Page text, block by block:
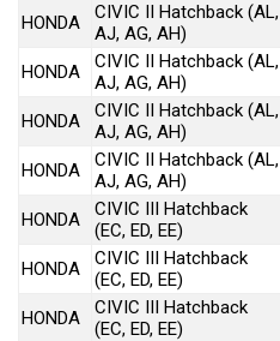
HONDA
CIVIC II Hatchback (AL,
AJ, AG, AH)
HONDA
CIVIC II Hatchback (AL,
AJ, AG, AH)
HONDA
CIVIC II Hatchback (AL,
AJ, AG, AH)
HONDA
CIVIC II Hatchback (AL,
AJ, AG, AH)
HONDA
CIVIC III Hatchback
(EC, ED, EE)
HONDA
CIVIC III Hatchback
(EC, ED, EE)
HONDA
CIVIC III Hatchback
(EC, ED, EE)